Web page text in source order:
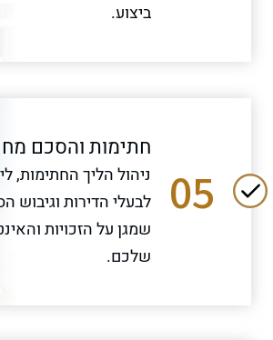
ביצוע.
05
חתימות והסכם
ניהול הליך החתימות,
לבעלי הדירות וגיבוש
שמגן על הזכויות
שלכם.